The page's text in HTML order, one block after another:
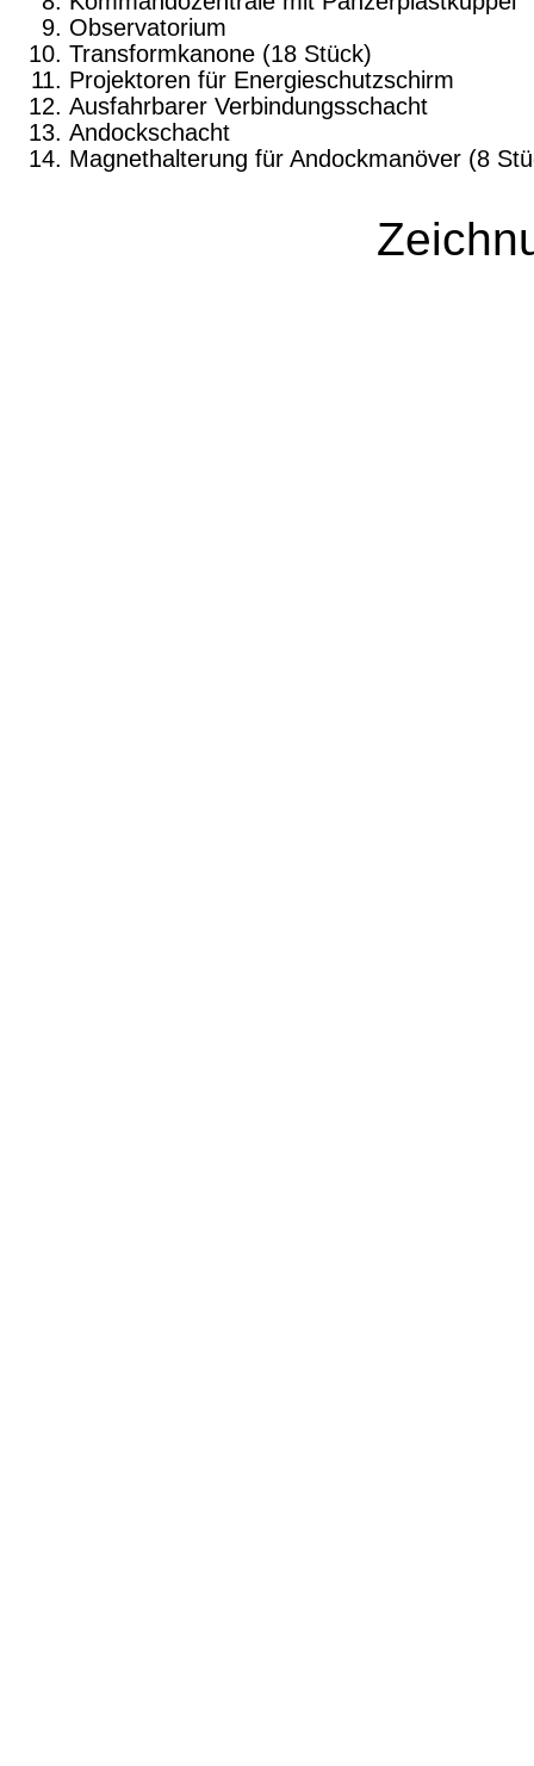
Observatorium
Transformkanone (18 Stück)
Projektoren für Energieschutzschirm
Ausfahrbarer Verbindungsschacht
Andockschacht
Magnethalterung für Andockmanöver (8